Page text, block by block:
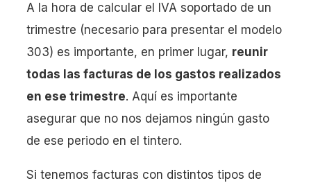
A la hora de calcular el IVA soportado de un
trimestre (necesario para presentar el modelo
303) es importante, en primer lugar, reunir
todas las facturas de los gastos realizados
en ese trimestre. Aquí es importante
asegurar que no nos dejamos ningún gasto
de ese periodo en el tintero.
Si tenemos facturas con distintos tipos de